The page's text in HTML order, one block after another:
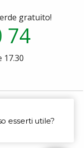
gratuito!
74
17.30